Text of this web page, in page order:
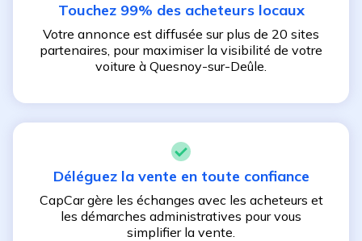
Touchez 99% des acheteurs locaux
Votre annonce est diffusée sur plus de 20 sites
partenaires, pour maximiser la visibilité de votre
voiture à Quesnoy-sur-Deûle.
Déléguez la vente en toute confiance
CapCar gère les échanges avec les acheteurs et
les démarches administratives pour vous
simplifier la vente.